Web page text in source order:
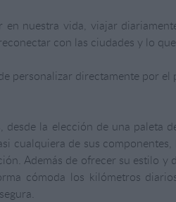
en nuestra vida, viajar
con las ciudades y lo
personalizar directamente por
la elección de una paleta
cualquiera de sus
Además de ofrecer su estilo y
cómoda los kilómetros